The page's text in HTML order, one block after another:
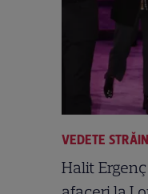
VEDETE
Halit